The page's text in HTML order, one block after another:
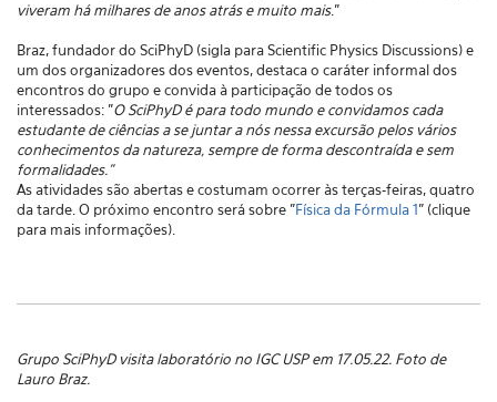
viveram há milhares de anos atrás e muito mais."
Braz, fundador do SciPhyD (sigla para Scientific Physics Discussions) e
um dos organizadores dos eventos, destaca o caráter informal dos
encontros do grupo e convida à participação de todos os
interessados: "O SciPhyD é para todo mundo e convidamos cada
estudante de ciências a se juntar a nós nessa excursão pelos vários
conhecimentos da natureza, sempre de forma descontraída e sem
formalidades."
As atividades são abertas e costumam ocorrer às terças-feiras, quatro
da tarde. O próximo encontro será sobre "Física da Fórmula 1" (clique
para mais informações).
Grupo SciPhyD visita laboratório no IGC USP em 17.05.22. Foto de
Lauro Braz.